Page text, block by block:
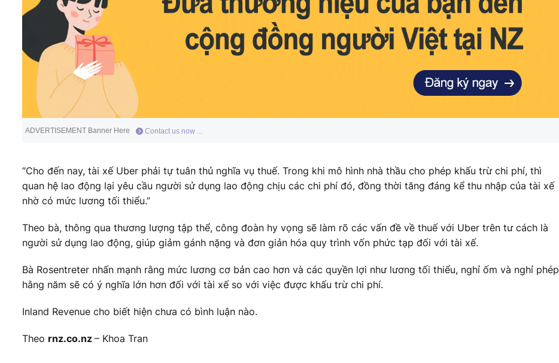
ADVERTISEMENT Banner Here Contact us now ...
“Cho đến nay, tài xế Uber phải tự tuân thủ nghĩa vụ thuế. Trong khi mô hình nhà thầu cho phép khấu trừ chi phí, thì
quan hệ lao động lại yêu cầu người sử dụng lao động chịu các chi phí đó, đồng thời tăng đáng kể thu nhập của tài xế
nhờ có mức lương tối thiểu.”
Theo bà, thông qua thương lượng tập thể, công đoàn hy vọng sẽ làm rõ các vấn đề về thuế với Uber trên tư cách là
người sử dụng lao động, giúp giảm gánh nặng và đơn giản hóa quy trình vốn phức tạp đối với tài xế.
Bà Rosentreter nhấn mạnh rằng mức lương cơ bản cao hơn và các quyền lợi như lương tối thiểu, nghỉ ốm và nghỉ phép
hằng năm sẽ có ý nghĩa lớn hơn đối với tài xế so với việc được khấu trừ chi phí.
Inland Revenue cho biết hiện chưa có bình luận nào.
Theo rnz.co.nz – Khoa Tran